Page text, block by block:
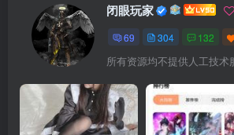
闭眼玩家
69 304 132
所有资源均不提供人工技术